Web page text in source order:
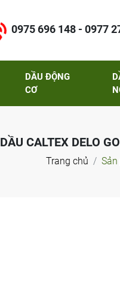
0975 696 148 - 0977
DẦU ĐỘNG
CƠ
DẦU CALTEX DELO
Trang chủ